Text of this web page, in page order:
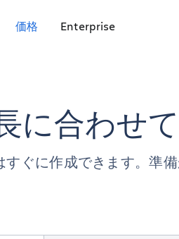
価格 Enterprise
に合わせ
すぐに作成できます。準